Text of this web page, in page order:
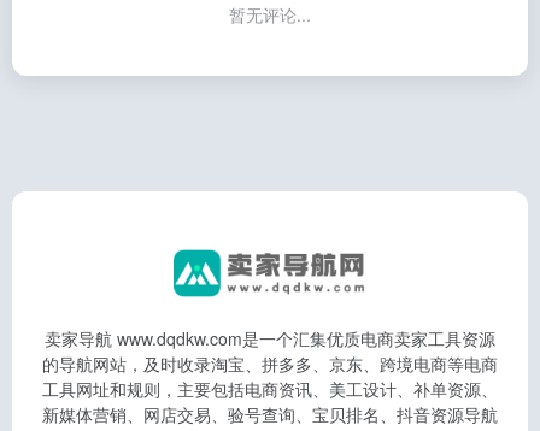
暂无评论...
卖家导航 www.dqdkw.com是一个汇集优质电商卖家工具资源
的导航网站，及时收录淘宝、拼多多、京东、跨境电商等电商
工具网址和规则，主要包括电商资讯、美工设计、补单资源、
新媒体营销、网店交易、验号查询、宝贝排名、抖音资源导航